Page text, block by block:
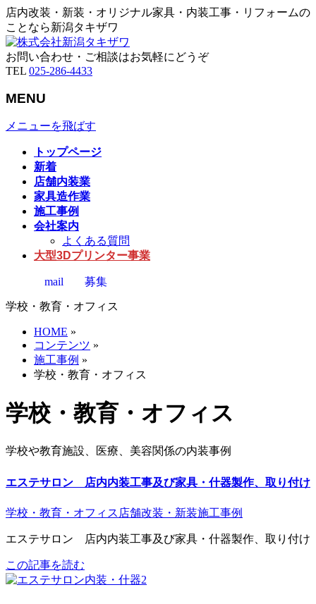
店内改装・新装・オリジナル家具・内装工事・リフォームの
ことなら新潟タキザワ
お問い合わせ・ご相談はお気軽にどうぞ
TEL 025-286-4433
MENU
メニューを飛ばす
トップページ
新着
店舗内装業
家具造作業
施工事例
会社案内
よくある質問
大型3Dプリンター事業
mail 募集
学校・教育・オフィス
HOME »
コンテンツ »
施工事例 »
学校・教育・オフィス
学校・教育・オフィス
学校や教育施設、医療、美容関係の内装事例
エステサロン 店内内装工事及び家具・什器製作、取り付け
学校・教育・オフィス 店舗改装・新装施工事例
エステサロン 店内内装工事及び家具・什器製作、取り付け
この記事を読む